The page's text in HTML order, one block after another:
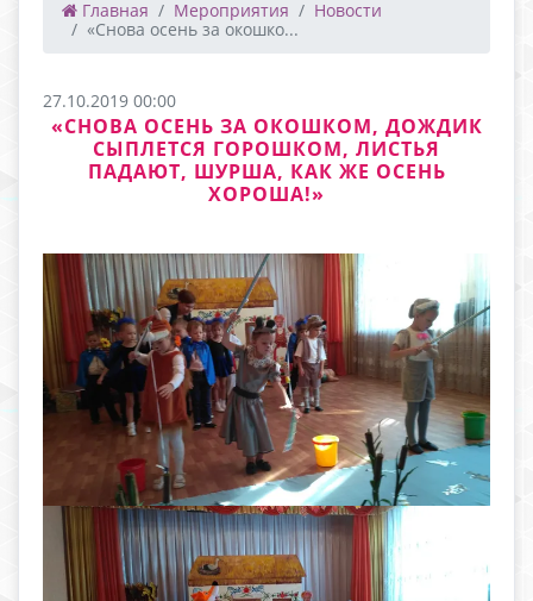
Главная Мероприятия
Новости
«Снова осень за окошко...
27.10.2019 00:00
«СНОВА ОСЕНЬ ЗА ОКОШКОМ, ДОЖДИК
СЫПЛЕТСЯ ГОРОШКОМ, ЛИСТЬЯ
ПАДАЮТ, ШУРША, КАК ЖЕ ОСЕНЬ
ХОРОША!»